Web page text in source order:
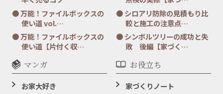
万能！ファイルボックスの
使い道 vol.…
万能！ファイルボックスの
使い道【片付く収…
シロアリ防除の見積もり比
較と施工の注意点…
シンボルツリーの成功と失
敗 後編【家づく…
マンガ
お家大好き
お役立ち
家づくりノート